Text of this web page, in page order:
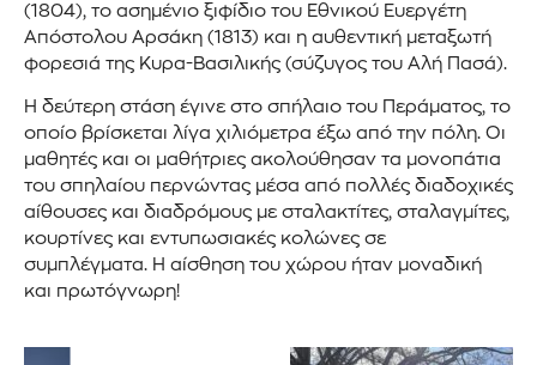
(1804), το ασημένιο ξιφίδιο του Εθνικού Ευεργέτη
Απόστολου Αρσάκη (1813) και η αυθεντική μεταξωτή
φορεσιά της Κυρα-Βασιλικής (σύζυγος του Αλή Πασά).
Η δεύτερη στάση έγινε στο σπήλαιο του Περάματος, το
οποίο βρίσκεται λίγα χιλιόμετρα έξω από την πόλη. Οι
μαθητές και οι μαθήτριες ακολούθησαν τα μονοπάτια
του σπηλαίου περνώντας μέσα από πολλές διαδοχικές
αίθουσες και διαδρόμους με σταλακτίτες, σταλαγμίτες,
κουρτίνες και εντυπωσιακές κολώνες σε
συμπλέγματα. Η αίσθηση του χώρου ήταν μοναδική
και πρωτόγνωρη!